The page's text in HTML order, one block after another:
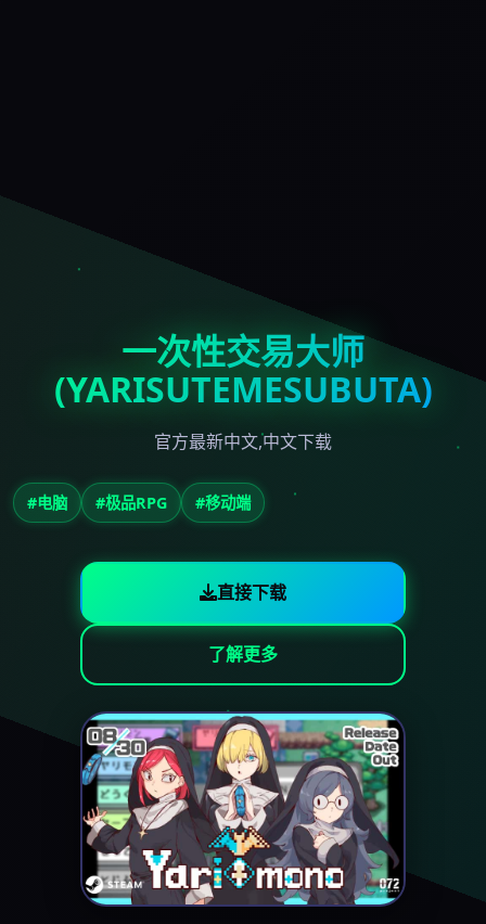
一次性交易大师
(YARISUTEMESUBUTA)
官方最新中文,中文下载
#电脑 #极品RPG #移动端
直接下载
了解更多